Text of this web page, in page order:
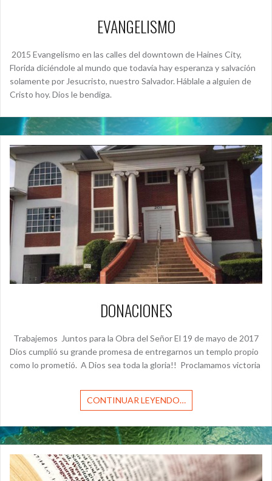
EVANGELISMO
2015 Evangelismo en las calles del downtown de Haines City,
Florida diciéndole al mundo que todavía hay esperanza y salvación
solamente por Jesucristo, nuestro Salvador. Háblale a alguien de
Cristo hoy. Dios le bendiga.
DONACIONES
Trabajemos Juntos para la Obra del Señor El 19 de mayo de 2017
Dios cumplió su grande promesa de entregarnos un templo propio
como lo prometió. A Dios sea toda la gloria!! Proclamamos victoria
CONTINUAR LEYENDO…